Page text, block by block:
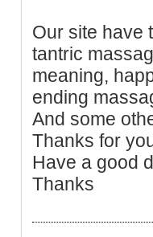
Our site have
tantric
meaning,
ending
And some
Thanks for
Have a good
Thanks